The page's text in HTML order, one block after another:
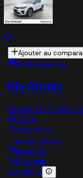
Ajouter au
KIA Haguenau
Kia Stonic
Stonic 1.0 T-GDi
2024
58,548 km
automatique
essence
5 sieges
18 990 €